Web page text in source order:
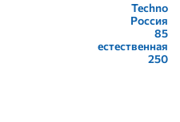
Techno
Россия
85
естественная
250